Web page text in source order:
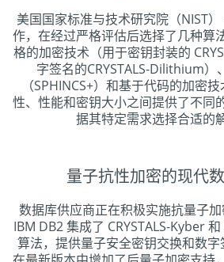
美国国家标准与技术研究院（NIST
作，在经过严格评估后选择了几种算
格的加密技术（用于密钥封装的
字签名的CRYSTALS-Dilithium）
（SPHINCS+）和基于代码的加密
性、性能和密钥大小之间提供了不同
据其特定需求选择合适的
量子抗性加密的现代
数据库供应商正在积极实施抗量子加
IBM DB2 集成了 CRYSTALS-Kyber
算法，提供量子安全密钥交换和数